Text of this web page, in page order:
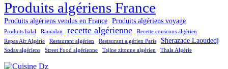
Produits algériens France
Produits algériens vendus en France Produits algériens voyage
Produits halal Ramadan recette algérienne
Recette couscous algérien
Repas Air Algérie
Restaurant algérien Restaurant algérien Paris Sherazade Laoudedj
Sodas algériens Street Food algérienne Tajine zitoune algérien Thala Algérie